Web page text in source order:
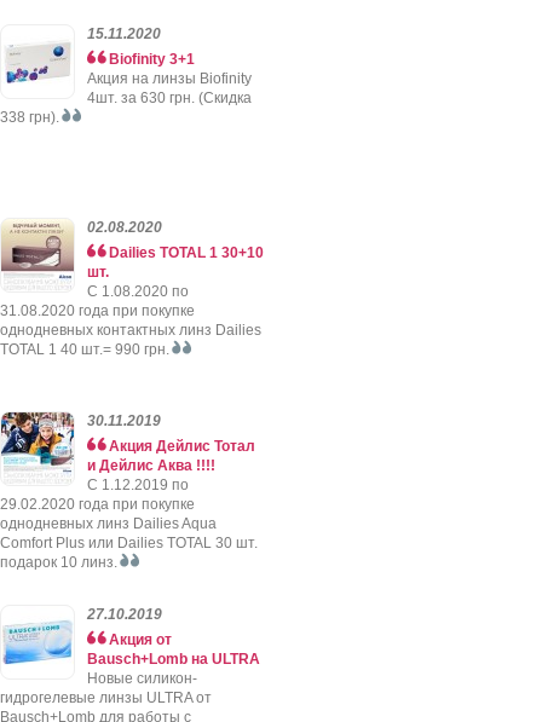
15.11.2020
Biofinity 3+1
Акция на линзы Biofinity
4шт. за 630 грн. (Скидка
338 грн).
02.08.2020
Dailies TOTAL 1 30+10
шт.
C 1.08.2020 по
31.08.2020 года при покупке
однодневных контактных линз Dailies
TOTAL 1 40 шт.= 990 грн.
30.11.2019
Акция Дейлис Тотал
и Дейлис Аква !!!!
C 1.12.2019 по
29.02.2020 года при покупке
однодневных линз Dailies Aqua
Comfort Plus или Dailies TOTAL 30 шт.
подарок 10 линз.
27.10.2019
Акция от
Bausch+Lomb на ULTRA
Новые силикон-
гидрогелевые линзы ULTRA от
Bausch+Lomb для работы с